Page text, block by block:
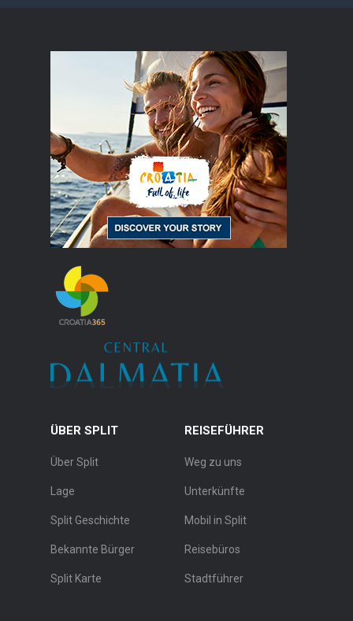
ÜBER SPLIT
Über Split
Lage
Split Geschichte
Bekannte Bürger
Split Karte
REISEFÜHRER
Weg zu uns
Unterkünfte
Mobil in Split
Reisebüros
Stadtführer